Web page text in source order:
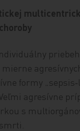
formy
agresívne
s